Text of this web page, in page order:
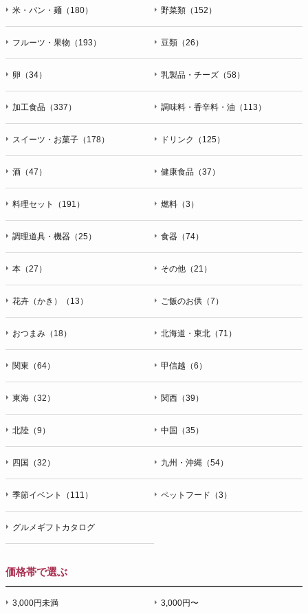
米・パン・麺（180） 野菜類（152）
フルーツ・果物（193） 豆類（26）
卵（34） 乳製品・チーズ（58）
加工食品（337） 調味料・香辛料・油（113）
スイーツ・お菓子（178） ドリンク（125）
酒（47） 健康食品（37）
料理セット（191） 燃料（3）
調理道具・機器（25） 食器（74）
本（27） その他（21）
花卉（かき）（13） ご飯のお供（7）
おつまみ（18） 北海道・東北（71）
関東（64） 甲信越（6）
東海（32） 関西（39）
北陸（9） 中国（35）
四国（32） 九州・沖縄（54）
季節イベント（111） ペットフード（3）
グルメギフトカタログ
価格帯で選ぶ
3,000円未満 3,000円〜